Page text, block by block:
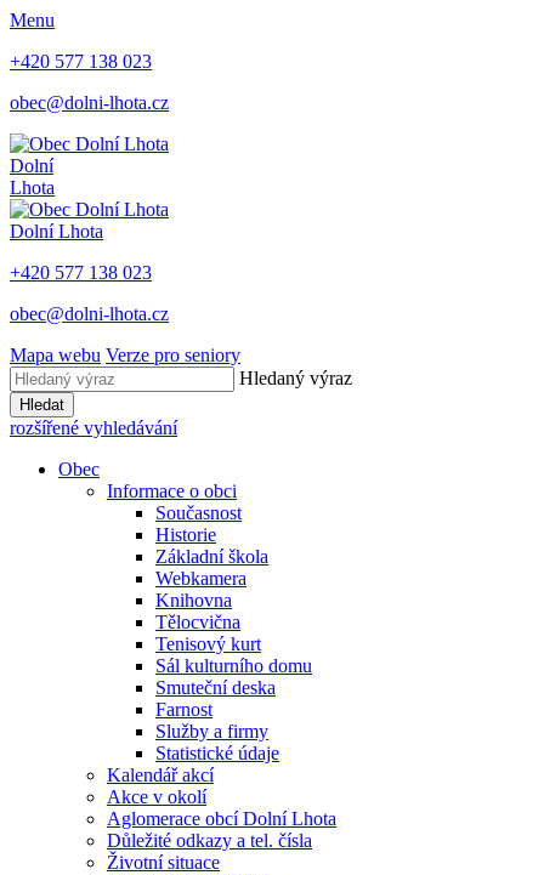
Menu
+420 577 138 023
obec@dolni-lhota.cz
Dolní
Lhota
Dolní Lhota
+420 577 138 023
obec@dolni-lhota.cz
Mapa webu Verze pro seniory
Hledaný výraz
Hledat
rozšířené vyhledávání
Obec
Informace o obci
Současnost
Historie
Základní škola
Webkamera
Knihovna
Tělocvična
Tenisový kurt
Sál kulturního domu
Smuteční deska
Farnost
Služby a firmy
Statistické údaje
Kalendář akcí
Akce v okolí
Aglomerace obcí Dolní Lhota
Důležité odkazy a tel. čísla
Životní situace